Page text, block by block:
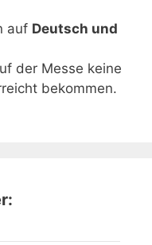
auf Deutsch und
der Messe keine
bekommen.